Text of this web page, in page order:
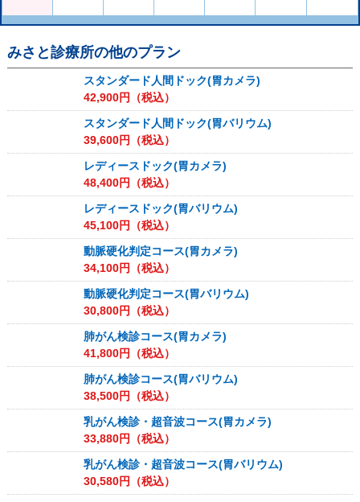
みさと診療所の他のプラン
スタンダード人間ドック(胃カメラ)
42,900円（税込）
スタンダード人間ドック(胃バリウム)
39,600円（税込）
レディースドック(胃カメラ)
48,400円（税込）
レディースドック(胃バリウム)
45,100円（税込）
動脈硬化判定コース(胃カメラ)
34,100円（税込）
動脈硬化判定コース(胃バリウム)
30,800円（税込）
肺がん検診コース(胃カメラ)
41,800円（税込）
肺がん検診コース(胃バリウム)
38,500円（税込）
乳がん検診・超音波コース(胃カメラ)
33,880円（税込）
乳がん検診・超音波コース(胃バリウム)
30,580円（税込）